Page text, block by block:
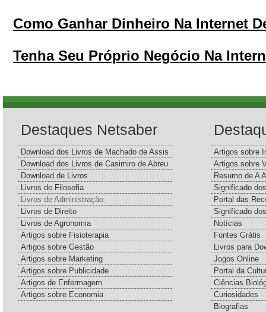
Como Ganhar Dinheiro Na Internet
Tenha Seu Próprio Negócio Na
Destaques Netsaber
Download dos Livros de Machado de Assis
Download dos Livros de Casimiro de Abreu
Download de Livros
Livros de Filosofia
Livros de Administração
Livros de Direito
Livros de Agronomia
Artigos sobre Fisioterapia
Artigos sobre Gestão
Artigos sobre Marketing
Artigos sobre Publicidade
Artigos de Enfermagem
Artigos sobre Economia
Artigos sobre
Artigos sobre
Resumo de A
Significado
Portal das
Significado
Notícias
Fontes Grátis
Livros para
Jogos Online
Portal da
Ciências
Curiosidades
Biografias